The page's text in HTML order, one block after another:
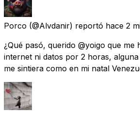
Porco (@Alvdanir) reportó hace 2
¿Qué pasó, querido @yoigo que me
internet ni datos por 2 horas,
me sintiera como en mi natal